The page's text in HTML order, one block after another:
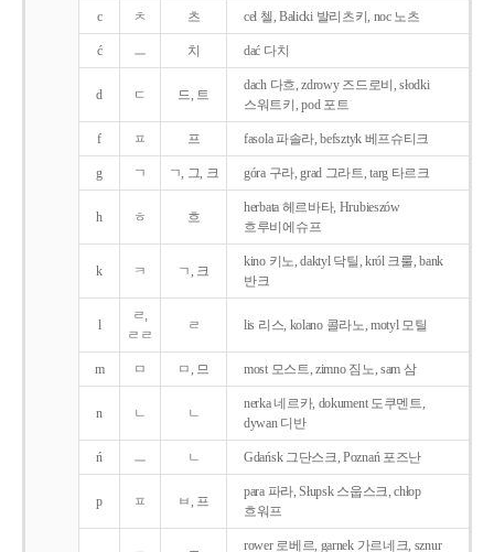
c ㅊ 츠 cel 첼, Balicki 발리츠키, noc 노츠
ć ㅡ 치 dać 다치
d ㄷ 드, 트
dach 다흐, zdrowy 즈드로비, słodki
스워트키, pod 포트
f ㅍ 프 fasola 파솔라, befsztyk 베프슈티크
g ㄱ ㄱ, 그, 크 góra 구라, grad 그라트, targ 타르크
h ㅎ 흐
herbata 헤르바타, Hrubieszów
흐루비에슈프
k ㅋ ㄱ, 크
kino 키노, daktyl 닥틸, król 크룰, bank
반크
l
ㄹ,
ㄹㄹ
ㄹ lis 리스, kolano 콜라노, motyl 모틸
m ㅁ ㅁ, 므 most 모스트, zimno 짐노, sam 삼
n ㄴ ㄴ
nerka 네르카, dokument 도쿠멘트,
dywan 디반
ń ㅡ ㄴ Gdańsk 그단스크, Poznań 포즈난
p ㅍ ㅂ, 프
para 파라, Słupsk 스웁스크, chłop
흐워프
rower 로베르, garnek 가르네크, sznur